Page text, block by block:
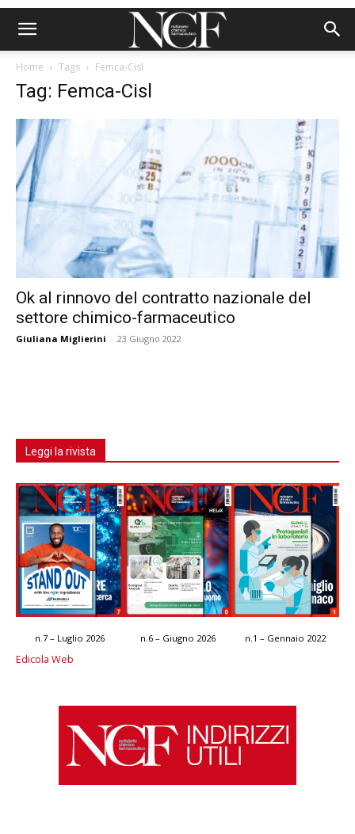
Home Tags Femca-Cisl
Tag: Femca-Cisl
Ok al rinnovo del contratto nazionale del
settore chimico-farmaceutico
Giuliana Miglierini - 23 Giugno 2022
Leggi la rivista
n.7 – Luglio 2026 n.6 – Giugno 2026 n.1 – Gennaio 2022
Edicola Web